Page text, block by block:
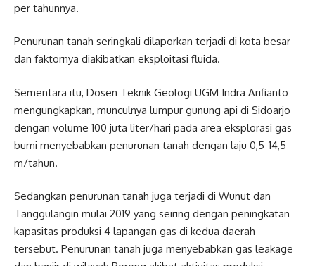
per tahunnya.
Penurunan tanah seringkali dilaporkan terjadi di kota besar
dan faktornya diakibatkan eksploitasi fluida.
Sementara itu, Dosen Teknik Geologi UGM Indra Arifianto
mengungkapkan, munculnya lumpur gunung api di Sidoarjo
dengan volume 100 juta liter/hari pada area eksplorasi gas
bumi menyebabkan penurunan tanah dengan laju 0,5-14,5
m/tahun.
Sedangkan penurunan tanah juga terjadi di Wunut dan
Tanggulangin mulai 2019 yang seiring dengan peningkatan
kapasitas produksi 4 lapangan gas di kedua daerah
tersebut. Penurunan tanah juga menyebabkan gas leakage